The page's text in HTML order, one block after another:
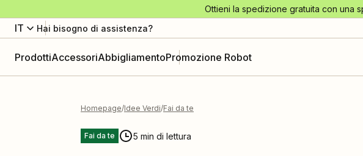
Ottieni la spedizione gratuita con una
IT Hai bisogno di assistenza?
ProdottiAccessoriAbbigliamentoPromozione Robot
Homepage Idee Verdi Fai da te
Fai da te 5 min di lettura